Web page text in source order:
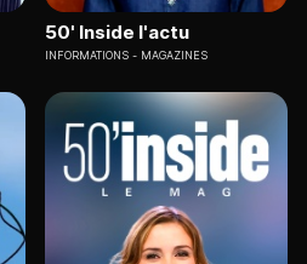
50' Inside l'actu
INFORMATIONS MAGAZINES